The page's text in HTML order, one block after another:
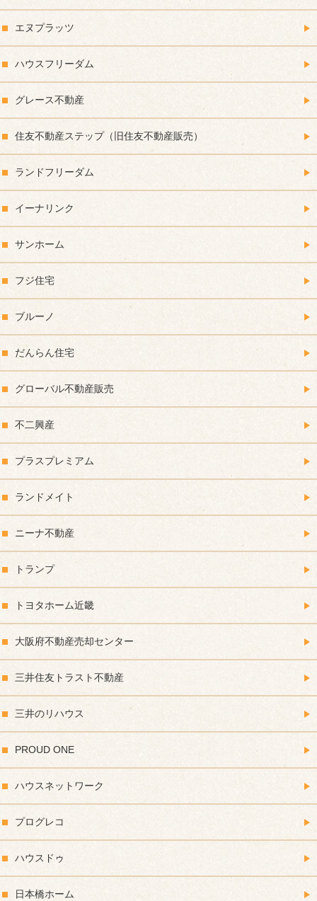
エヌプラッツ
ハウスフリーダム
グレース不動産
住友不動産ステップ（旧住友不動産販売）
ランドフリーダム
イーナリンク
サンホーム
フジ住宅
ブルーノ
だんらん住宅
グローバル不動産販売
不二興産
プラスプレミアム
ランドメイト
ニーナ不動産
トランプ
トヨタホーム近畿
大阪府不動産売却センター
三井住友トラスト不動産
三井のリハウス
PROUD ONE
ハウスネットワーク
プログレコ
ハウスドゥ
日本橋ホーム